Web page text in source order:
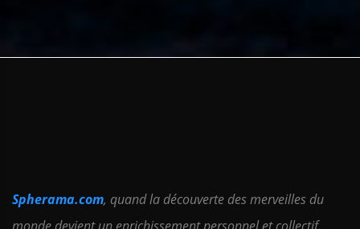
Spherama.com, quand la découverte des merveilles du